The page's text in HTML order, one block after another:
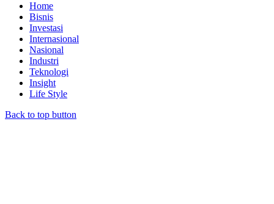
Home
Bisnis
Investasi
Internasional
Nasional
Industri
Teknologi
Insight
Life Style
Back to top button